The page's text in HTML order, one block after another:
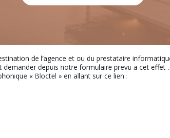
de l’agence et ou du prestataire
demander depuis notre formulaire prevu a cet effet .
« Bloctel » en allant sur ce lien :